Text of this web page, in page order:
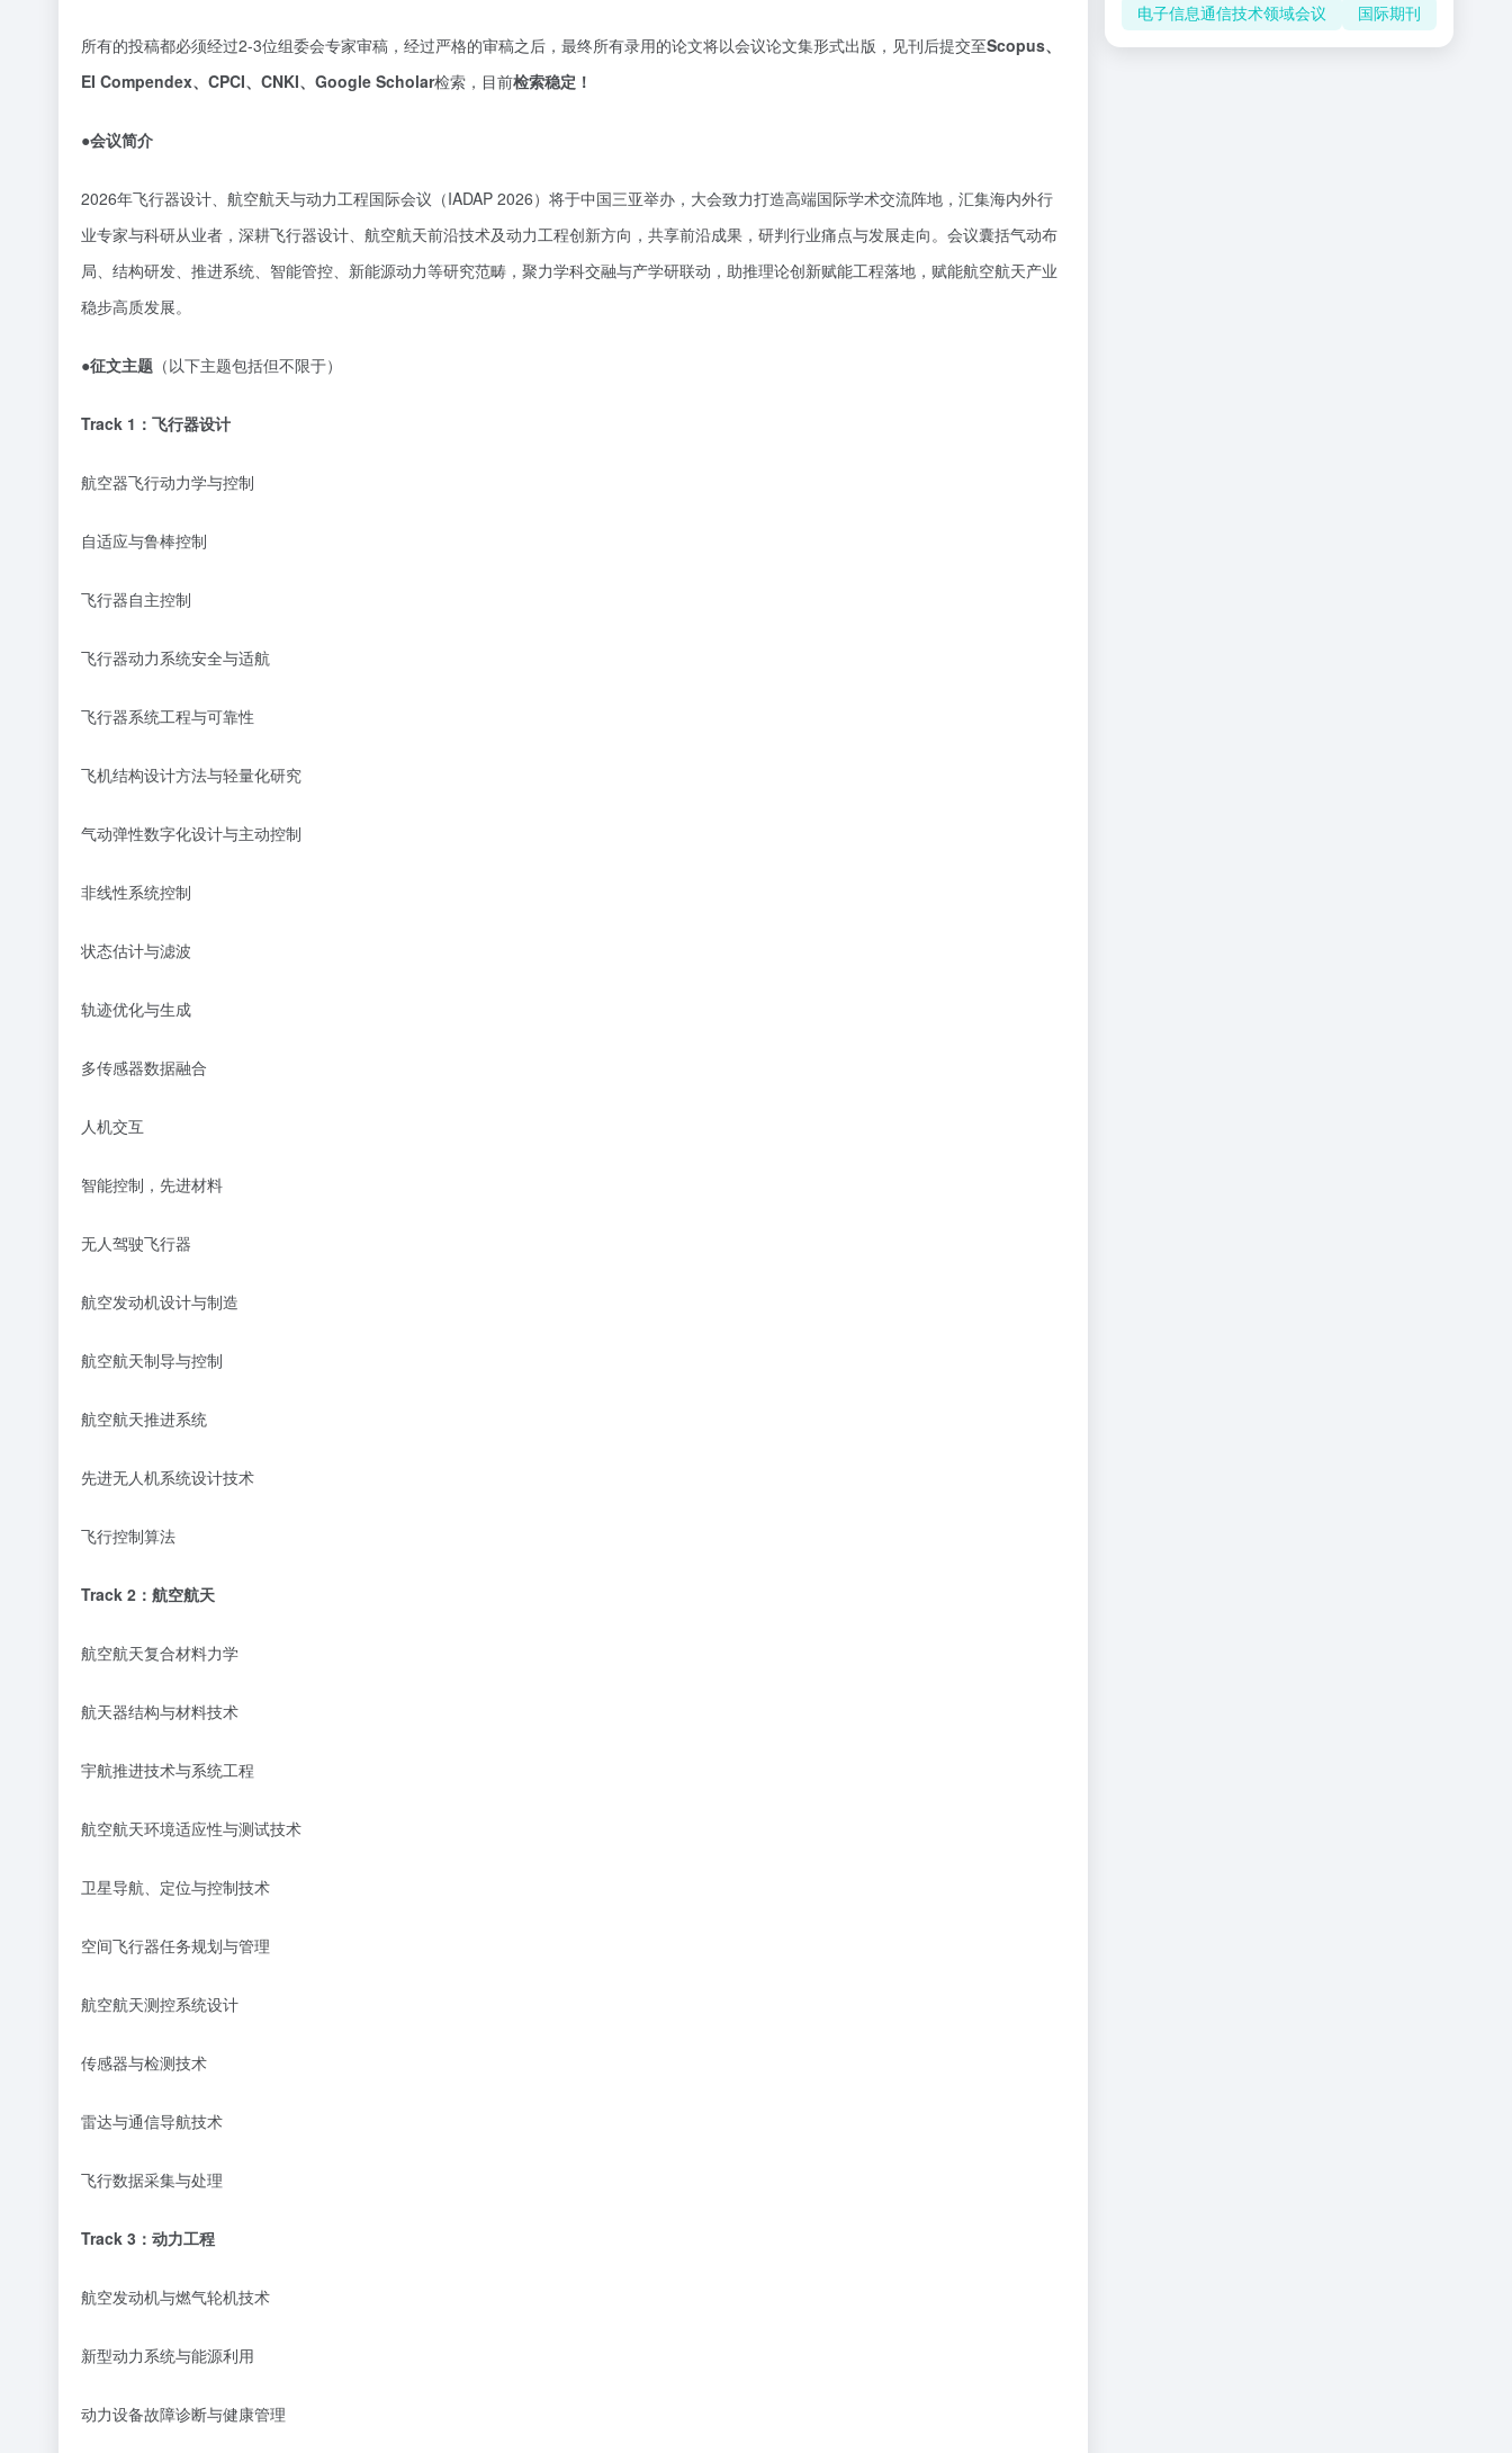
所有的投稿都必须经过2-3位组委会专家审稿，经过严格的审稿之后，最终所有录用的论文将以会议论文集形式出版，见刊后提交至Scopus、
EI Compendex、CPCI、CNKI、Google Scholar检索，目前检索稳定！
●会议简介
2026年飞行器设计、航空航天与动力工程国际会议（IADAP 2026）将于中国三亚举办，大会致力打造高端国际学术交流阵地，汇集海内外行
业专家与科研从业者，深耕飞行器设计、航空航天前沿技术及动力工程创新方向，共享前沿成果，研判行业痛点与发展走向。会议囊括气动布
局、结构研发、推进系统、智能管控、新能源动力等研究范畴，聚力学科交融与产学研联动，助推理论创新赋能工程落地，赋能航空航天产业
稳步高质发展。
●征文主题 （以下主题包括但不限于）
Track 1：飞行器设计
航空器飞行动力学与控制
自适应与鲁棒控制
飞行器自主控制
飞行器动力系统安全与适航
飞行器系统工程与可靠性
飞机结构设计方法与轻量化研究
气动弹性数字化设计与主动控制
非线性系统控制
状态估计与滤波
轨迹优化与生成
多传感器数据融合
人机交互
智能控制，先进材料
无人驾驶飞行器
航空发动机设计与制造
航空航天制导与控制
航空航天推进系统
先进无人机系统设计技术
飞行控制算法
Track 2 ： 航空航天
航空航天复合材料力学
航天器结构与材料技术
宇航推进技术与系统工程
航空航天环境适应性与测试技术
卫星导航、定位与控制技术
空间飞行器任务规划与管理
航空航天测控系统设计
传感器与检测技术
雷达与通信导航技术
飞行数据采集与处理
Track 3 ： 动力工程
航空发动机与燃气轮机技术
新型动力系统与能源利用
动力设备故障诊断与健康管理
电子信息通信技术领域会议
国际期刊